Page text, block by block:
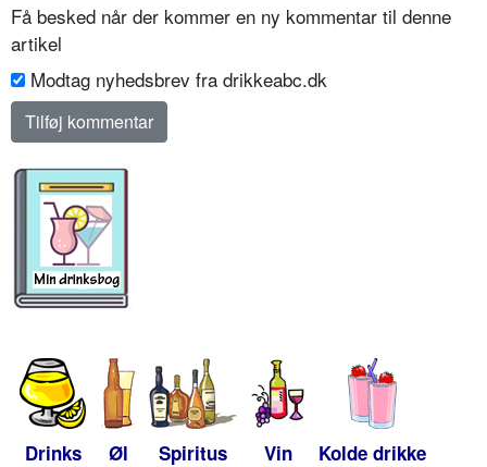
Få besked når der kommer en ny kommentar til denne
artikel
Modtag nyhedsbrev fra drikkeabc.dk
Drinks Øl Spiritus Vin Kolde drikke